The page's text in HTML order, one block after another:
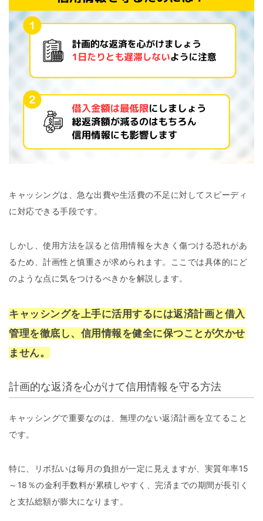
キャッシングは、急な出費や生活費の不足に対してスピーディ
に対応できる手段です。
しかし、使用方法を誤ると信用情報を大きく傷つける恐れがあ
るため、計画性と慎重さが求められます。ここでは具体的にど
のような点に気をつけるべきかを解説します。
キャッシングを上手に活用するには返済計画と借入
管理を徹底し、信用情報を健全に保つことが欠かせ
ません。
計画的な返済を心がけて信用情報を守る方法
キャッシングで重要なのは、無理のない返済計画を立てること
です。
特に、リボ払いは毎月の負担が一定に見えますが、実質年率15
～18％の金利手数料が累積しやすく、完済までの期間が長引く
と支払総額が膨大になります。